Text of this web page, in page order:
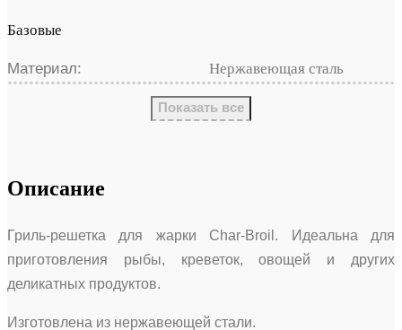
Базовые
Материал: Нержавеющая сталь
Показать все
Описание
Гриль-решетка для жарки Char-Broil. Идеальна для
приготовления рыбы, креветок, овощей и других
деликатных продуктов.
Изготовлена из нержавеющей стали.